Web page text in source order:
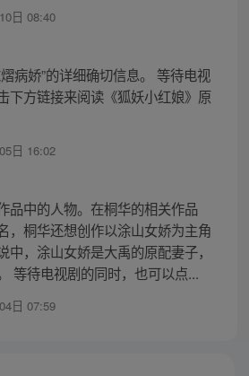
日 08:40
病娇”的详细确切信息。 等待电视
下方链接来阅读《狐妖小红娘》原
日 16:02
品中的人物。在桐华的相关作品
，桐华还想创作以涂山女娇为主角
中，涂山女娇是大禹的原配妻子，
等待电视剧的同时，也可以点...
日 07:59